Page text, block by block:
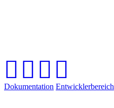
Dokumentation Entwicklerbereich